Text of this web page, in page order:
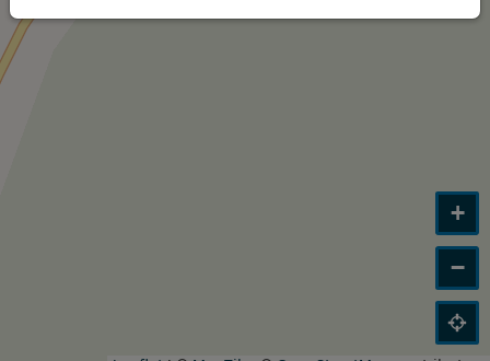
+
−